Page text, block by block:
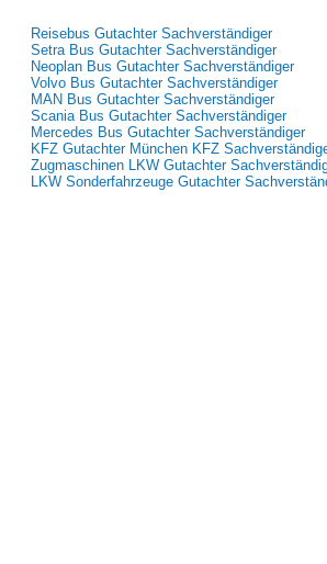
Reisebus Gutachter Sachverständiger
Setra Bus Gutachter Sachverständiger
Neoplan Bus Gutachter Sachverständiger
Volvo Bus Gutachter Sachverständiger
MAN Bus Gutachter Sachverständiger
Scania Bus Gutachter Sachverständiger
Mercedes Bus Gutachter Sachverständiger
KFZ Gutachter München KFZ
Zugmaschinen LKW Gutachter
LKW Sonderfahrzeuge Gutachter